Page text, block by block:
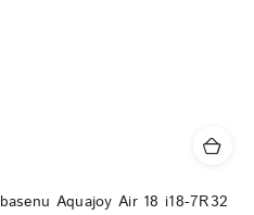
Aquajoy Air 18 i18-7R32